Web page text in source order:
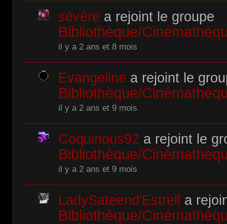
sévère a rejoint le groupe
Bibliothèque/
il y a 2 ans et 8 mois
Evangeline a rejoint le
Bibliothèque/
il y a 2 ans et 9 mois
Coquinous92 a rejoint le
Bibliothèque/
il y a 2 ans et 9 mois
LadySateend'Estrell a
Bibliothèque/